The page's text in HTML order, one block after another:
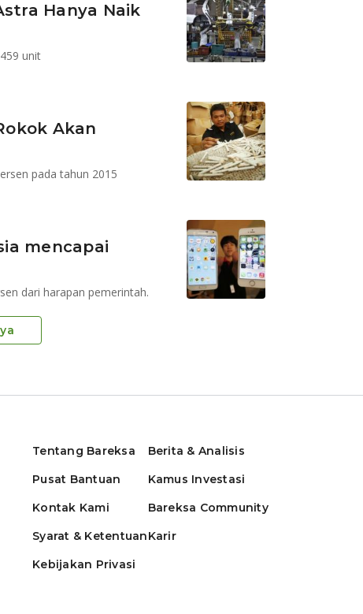
Hanya Naik
unit
Akan
pada tahun 2015
mencapai
dari harapan pemerintah.
Tentang Bareksa
Pusat Bantuan
Kontak Kami
Syarat & Ketentuan
Kebijakan Privasi
Berita & Analisis
Kamus Investasi
Bareksa Community
Karir